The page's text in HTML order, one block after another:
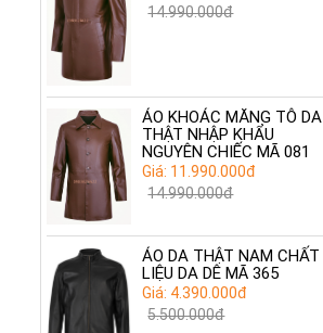
14.990.000đ
ÁO KHOÁC MĂNG TÔ DA
THẬT NHẬP KHẨU
NGUYÊN CHIẾC MÃ 081
Giá: 11.990.000đ
14.990.000đ
ÁO DA THẬT NAM CHẤT
LIỆU DA DÊ MÃ 365
Giá: 4.390.000đ
5.500.000đ